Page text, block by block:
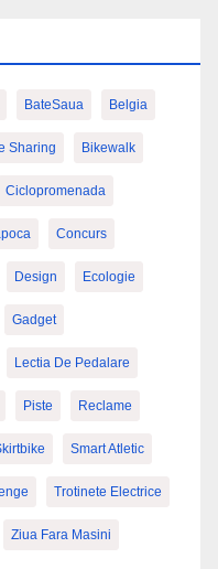
BateSaua Belgia
Sharing Bikewalk
Ciclopromenada
Concurs
Design Ecologie
Gadget
Lectia De Pedalare
Piste Reclame
Smart Atletic
Trotinete Electrice
Ziua Fara Masini